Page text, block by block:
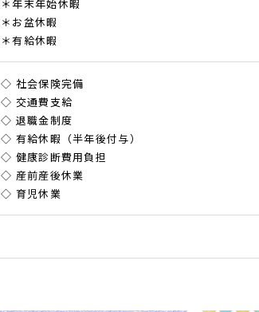
＊年末年始休暇
＊お盆休暇
＊有給休暇
◇ 社会保険完備
◇ 交通費支給
◇ 退職金制度
◇ 有給休暇（半年後付与）
◇ 健康診断費用負担
◇ 産前産後休業
◇ 育児休業